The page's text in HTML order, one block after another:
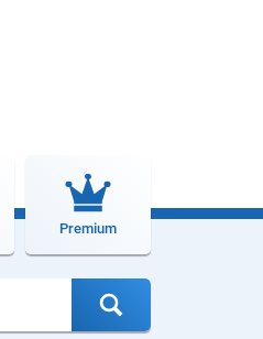
Premium